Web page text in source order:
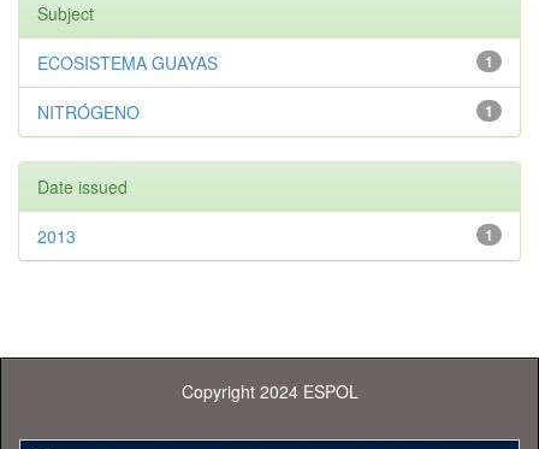
Subject
1
ECOSISTEMA GUAYAS
1
NITRÓGENO
Date issued
1
2013
Copyright 2024 ESPOL